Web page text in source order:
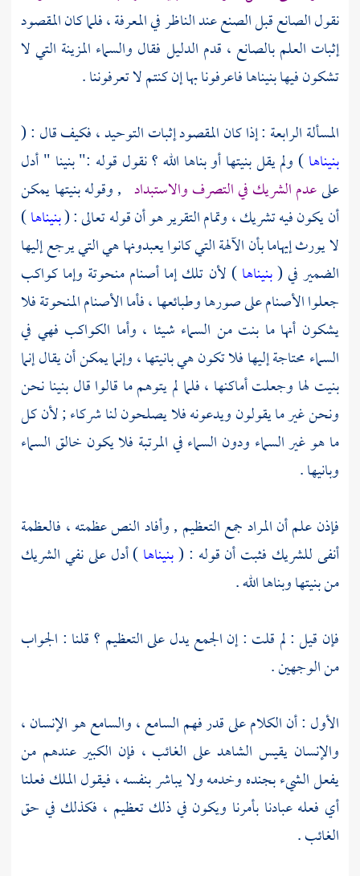
نقول الصانع قبل الصنع عند الناظر في المعرفة ، فلما كان المقصود
إثبات العلم بالصانع ، قدم الدليل فقال والسماء المزينة التي لا
تشكون فيها بنيناها فاعرفونا بها إن كنتم لا تعرفوننا .
المسألة الرابعة : إذا كان المقصود إثبات التوحيد ، فكيف قال : (
بنيناها) ولم يقل بنيتها أو بناها الله ؟ نقول قوله :" بنينا " أدل
علىعدم الشريك في التصرف والاستبداد , وقوله بنيتها يمكن
أن يكون فيه تشريك ، وتمام التقرير هو أن قوله تعالى : (بنيناها)
لا يورث إيهاما بأن الآلهة التي كانوا يعبدونها هي التي يرجع إليها
الضمير في (بنيناها) لأن تلك إما أصنام منحوتة وإما كواكب
جعلوا الأصنام على صورها وطبائعها ، فأما الأصنام المنحوتة فلا
يشكون أنها ما بنت من السماء شيئا ، وأما الكواكب فهي في
السماء محتاجة إليها فلا تكون هي بانيتها ، وإنما يمكن أن يقال إنما
بنيت لها وجعلت أماكنها ، فلما لم يتوهم ما قالوا قال بنينا نحن
ونحن غير ما يقولون ويدعونه فلا يصلحون لنا شركاء ; لأن كل
ما هو غير السماء ودون السماء في المرتبة فلا يكون خالق السماء
وبانيها .
فإذن علم أن المراد جمع التعظيم , وأفاد النص عظمته ، فالعظمة
أنفى للشريك فثبت أن قوله : (بنيناها) أدل على نفي الشريك
من بنيتها وبناها الله .
فإن قيل : لم قلت : إن الجمع يدل على التعظيم ؟ قلنا : الجواب
من الوجهين .
الأول : أن الكلام على قدر فهم السامع ، والسامع هو الإنسان ،
والإنسان يقيس الشاهد على الغائب ، فإن الكبير عندهم من
يفعل الشيء بجنده وخدمه ولا يباشر بنفسه ، فيقول الملك فعلنا
أي فعله عبادنا بأمرنا ويكون في ذلك تعظيم ، فكذلك في حق
الغائب .